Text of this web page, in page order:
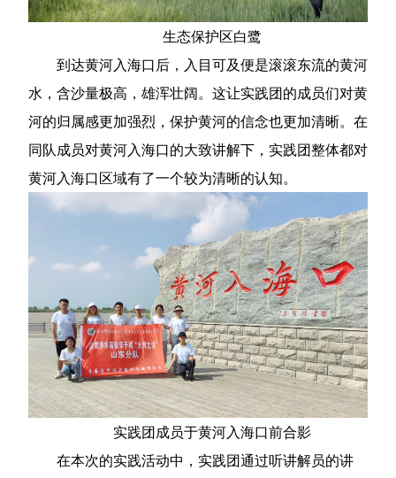
生态保护区白鹭
到达黄河入海口后，入目可及便是滚滚东流的黄河
水，含沙量极高，雄浑壮阔。这让实践团的成员们对黄
河的归属感更加强烈，保护黄河的信念也更加清晰。在
同队成员对黄河入海口的大致讲解下，实践团整体都对
黄河入海口区域有了一个较为清晰的认知。
实践团成员于黄河入海口前合影
在本次的实践活动中，实践团通过听讲解员的讲